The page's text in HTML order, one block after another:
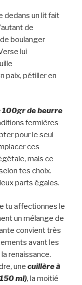
dedans un lit fait
de
boulanger
lui
paix, pétiller en
100gr de beurre
fermières
pour le seul
ces
mais ce
tes choix.
parts égales.
tu affectionnes le
un mélange de
convient très
avant les
renaissance.
une cuillère à
ml), la moitié